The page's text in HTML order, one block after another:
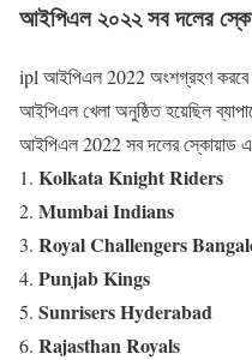
আইপিএল ২০২২ সব দলের
ipl আইপিএল 2022 অংশগ্রহণ করবে
আইপিএল খেলা অনুষ্ঠিত হয়েছিল
আইপিএল 2022 সব দলের স্কোয়াড
Kolkata Knight Riders
Mumbai Indians
Royal Challengers
Punjab Kings
Sunrisers Hyderabad
Rajasthan Royals